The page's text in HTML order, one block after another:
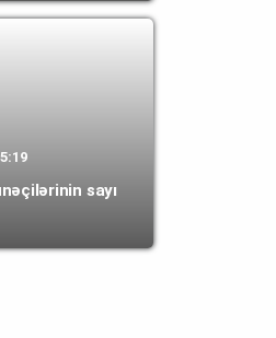
sayı